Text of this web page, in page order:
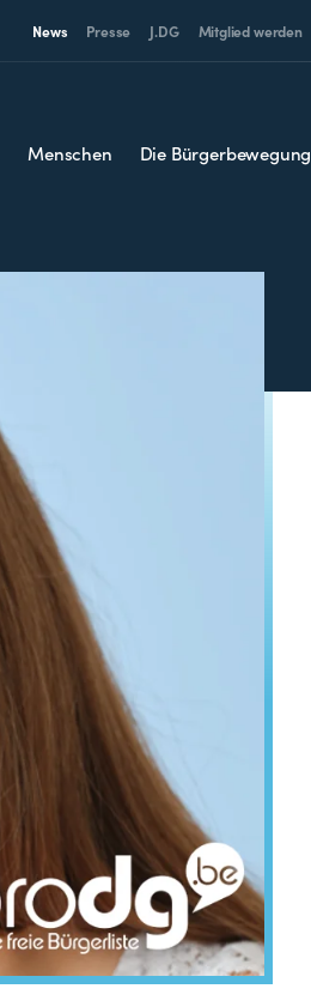
News Presse J.DG Mitglied werden
Menschen Die Bürgerbewegung